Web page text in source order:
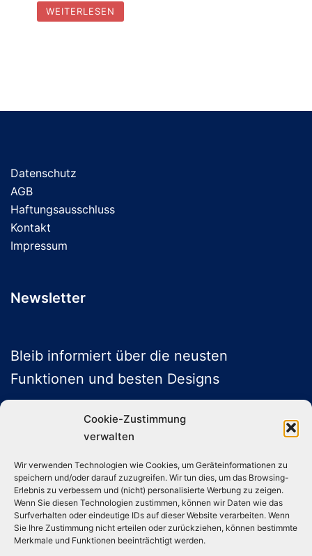
Cookie-Zustimmung
verwalten
Wir verwenden Technologien wie Cookies, um Geräteinformationen zu
speichern und/oder darauf zuzugreifen. Wir tun dies, um das Browsing-
Erlebnis zu verbessern und (nicht) personalisierte Werbung zu zeigen.
Wenn Sie diesen Technologien zustimmen, können wir Daten wie das
Surfverhalten oder eindeutige IDs auf dieser Website verarbeiten. Wenn
Sie Ihre Zustimmung nicht erteilen oder zurückziehen, können bestimmte
Merkmale und Funktionen beeinträchtigt werden.
WEITERLESEN
Datenschutz
AGB
Haftungsausschluss
Kontakt
Impressum
Newsletter
Bleib informiert über die neusten
Funktionen und besten Designs
ABONNIEREN
Folge uns auf Social Media